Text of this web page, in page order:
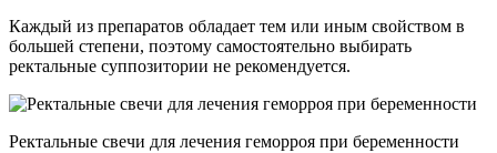
Каждый из препаратов обладает тем или иным свойством в
большей степени, поэтому самостоятельно выбирать
ректальные суппозитории не рекомендуется.
Ректальные свечи для лечения геморроя при беременности